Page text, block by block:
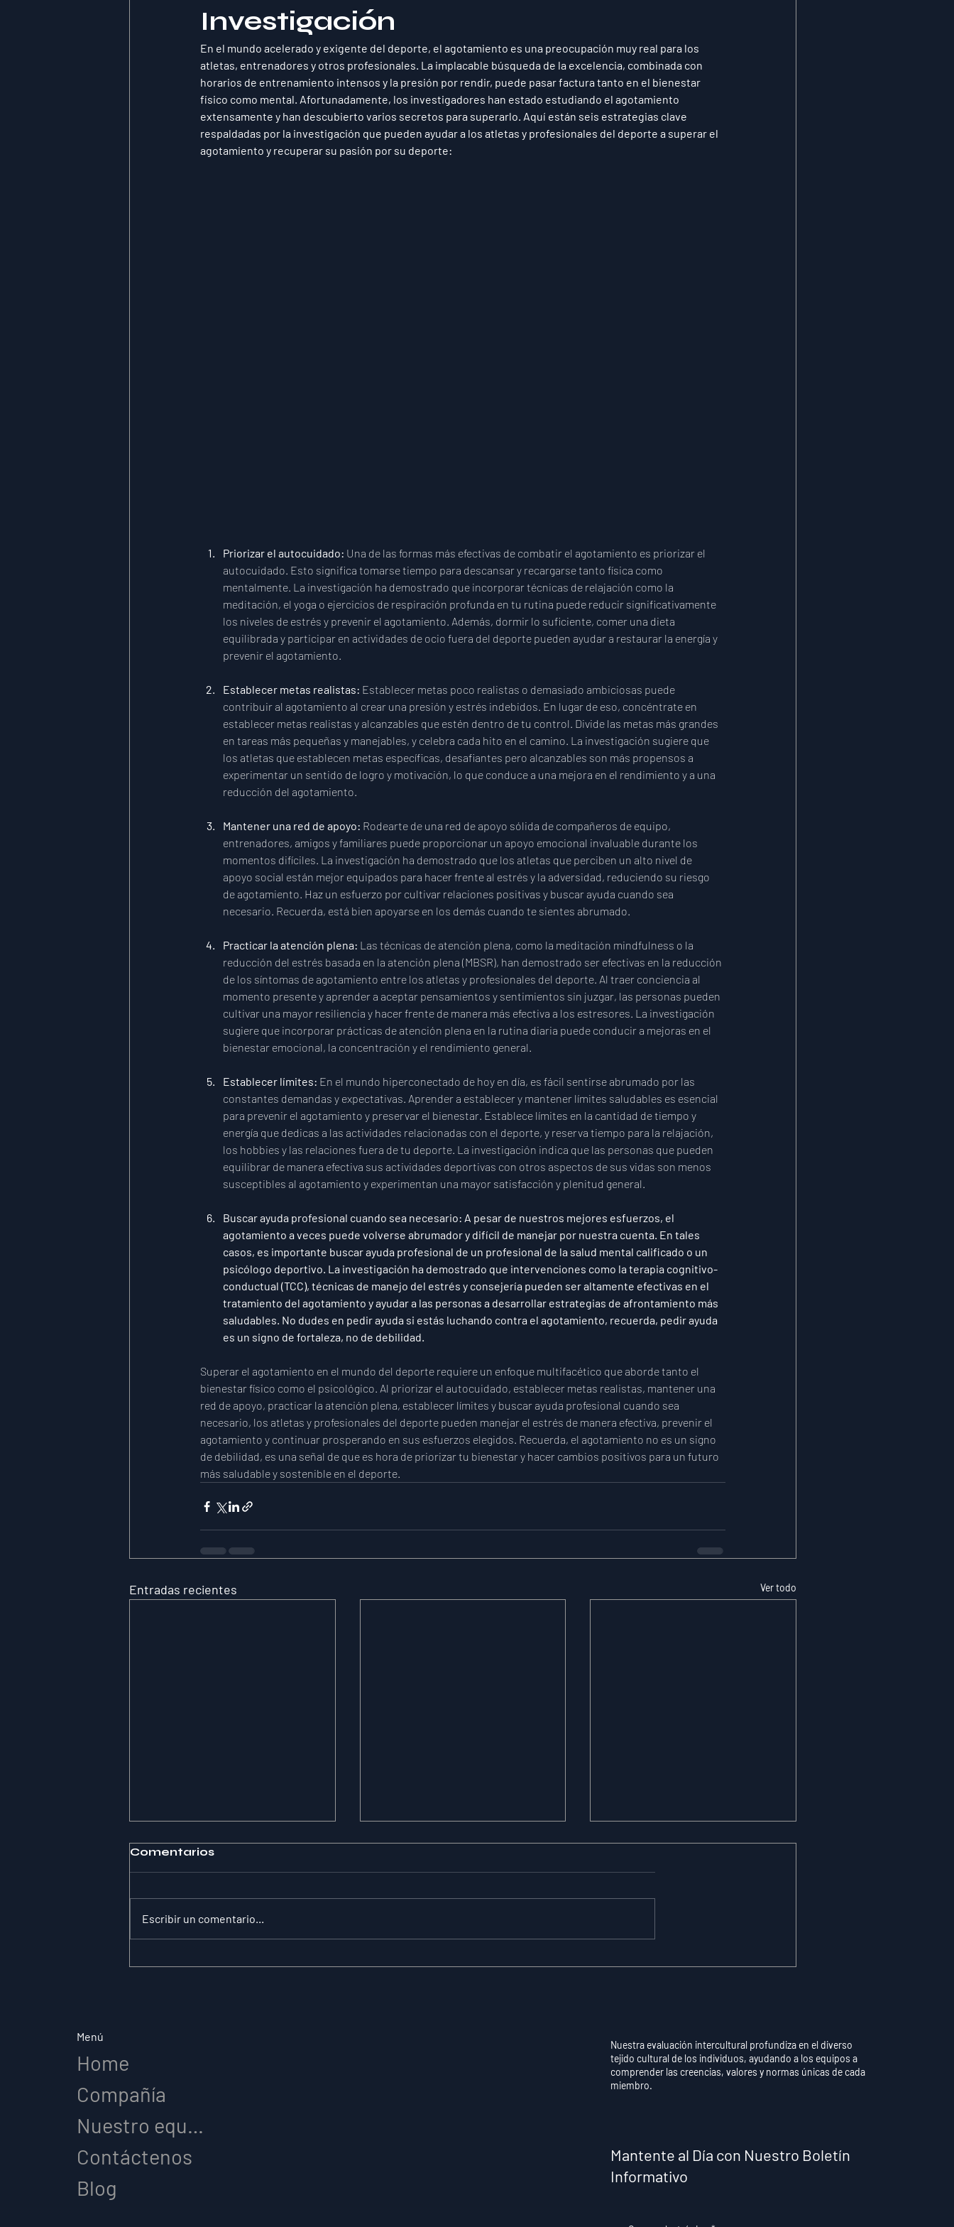
Investigación
En el mundo acelerado y exigente del deporte, el agotamiento es una preocupación muy real para los
atletas, entrenadores y otros profesionales. La implacable búsqueda de la excelencia, combinada con
horarios de entrenamiento intensos y la presión por rendir, puede pasar factura tanto en el bienestar
físico como mental. Afortunadamente, los investigadores han estado estudiando el agotamiento
extensamente y han descubierto varios secretos para superarlo. Aquí están seis estrategias clave
respaldadas por la investigación que pueden ayudar a los atletas y profesionales del deporte a superar el
agotamiento y recuperar su pasión por su deporte:
Priorizar el autocuidado: Una de las formas más efectivas de combatir el agotamiento es priorizar el
autocuidado. Esto significa tomarse tiempo para descansar y recargarse tanto física como
mentalmente. La investigación ha demostrado que incorporar técnicas de relajación como la
meditación, el yoga o ejercicios de respiración profunda en tu rutina puede reducir significativamente
los niveles de estrés y prevenir el agotamiento. Además, dormir lo suficiente, comer una dieta
equilibrada y participar en actividades de ocio fuera del deporte pueden ayudar a restaurar la energía y
prevenir el agotamiento.
Establecer metas realistas: Establecer metas poco realistas o demasiado ambiciosas puede
contribuir al agotamiento al crear una presión y estrés indebidos. En lugar de eso, concéntrate en
establecer metas realistas y alcanzables que estén dentro de tu control. Divide las metas más grandes
en tareas más pequeñas y manejables, y celebra cada hito en el camino. La investigación sugiere que
los atletas que establecen metas específicas, desafiantes pero alcanzables son más propensos a
experimentar un sentido de logro y motivación, lo que conduce a una mejora en el rendimiento y a una
reducción del agotamiento.
Mantener una red de apoyo: Rodearte de una red de apoyo sólida de compañeros de equipo,
entrenadores, amigos y familiares puede proporcionar un apoyo emocional invaluable durante los
momentos difíciles. La investigación ha demostrado que los atletas que perciben un alto nivel de
apoyo social están mejor equipados para hacer frente al estrés y la adversidad, reduciendo su riesgo
de agotamiento. Haz un esfuerzo por cultivar relaciones positivas y buscar ayuda cuando sea
necesario. Recuerda, está bien apoyarse en los demás cuando te sientes abrumado.
Practicar la atención plena: Las técnicas de atención plena, como la meditación mindfulness o la
reducción del estrés basada en la atención plena (MBSR), han demostrado ser efectivas en la reducción
de los síntomas de agotamiento entre los atletas y profesionales del deporte. Al traer conciencia al
momento presente y aprender a aceptar pensamientos y sentimientos sin juzgar, las personas pueden
cultivar una mayor resiliencia y hacer frente de manera más efectiva a los estresores. La investigación
sugiere que incorporar prácticas de atención plena en la rutina diaria puede conducir a mejoras en el
bienestar emocional, la concentración y el rendimiento general.
Establecer límites: En el mundo hiperconectado de hoy en día, es fácil sentirse abrumado por las
constantes demandas y expectativas. Aprender a establecer y mantener límites saludables es esencial
para prevenir el agotamiento y preservar el bienestar. Establece límites en la cantidad de tiempo y
energía que dedicas a las actividades relacionadas con el deporte, y reserva tiempo para la relajación,
los hobbies y las relaciones fuera de tu deporte. La investigación indica que las personas que pueden
equilibrar de manera efectiva sus actividades deportivas con otros aspectos de sus vidas son menos
susceptibles al agotamiento y experimentan una mayor satisfacción y plenitud general.
Buscar ayuda profesional cuando sea necesario: A pesar de nuestros mejores esfuerzos, el
agotamiento a veces puede volverse abrumador y difícil de manejar por nuestra cuenta. En tales
casos, es importante buscar ayuda profesional de un profesional de la salud mental calificado o un
psicólogo deportivo. La investigación ha demostrado que intervenciones como la terapia cognitivo-
conductual (TCC), técnicas de manejo del estrés y consejería pueden ser altamente efectivas en el
tratamiento del agotamiento y ayudar a las personas a desarrollar estrategias de afrontamiento más
saludables. No dudes en pedir ayuda si estás luchando contra el agotamiento, recuerda, pedir ayuda
es un signo de fortaleza, no de debilidad.
Superar el agotamiento en el mundo del deporte requiere un enfoque multifacético que aborde tanto el
bienestar físico como el psicológico. Al priorizar el autocuidado, establecer metas realistas, mantener una
red de apoyo, practicar la atención plena, establecer límites y buscar ayuda profesional cuando sea
necesario, los atletas y profesionales del deporte pueden manejar el estrés de manera efectiva, prevenir el
agotamiento y continuar prosperando en sus esfuerzos elegidos. Recuerda, el agotamiento no es un signo
de debilidad, es una señal de que es hora de priorizar tu bienestar y hacer cambios positivos para un futuro
más saludable y sostenible en el deporte.
Entradas recientes Ver todo
Rendimiento
Comentarios
Escribir un comentario...
Menú
Home
Compañía
Nuestro equipo
Contáctenos
Blog
Nuestra evaluación intercultural profundiza en el diverso
tejido cultural de los individuos, ayudando a los equipos a
comprender las creencias, valores y normas únicas de cada
miembro.
Mantente al Día con Nuestro Boletín
Informativo